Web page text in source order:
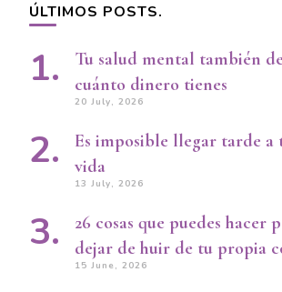
ÚLTIMOS POSTS.
Tu salud mental también
cuánto dinero tienes
20 July, 2026
Es imposible llegar tarde a
vida
13 July, 2026
26 cosas que puedes hacer
dejar de huir de tu propia
15 June, 2026